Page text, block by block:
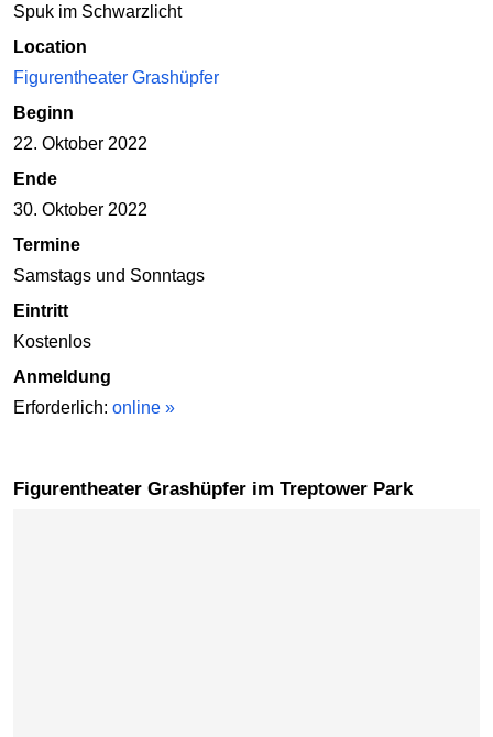
Spuk im Schwarzlicht
Location
Figurentheater Grashüpfer
Beginn
22. Oktober 2022
Ende
30. Oktober 2022
Termine
Samstags und Sonntags
Eintritt
Kostenlos
Anmeldung
Erforderlich: online »
Figurentheater Grashüpfer im Treptower Park